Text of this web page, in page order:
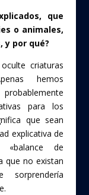
que
o animales,
y por qué?
criaturas
hemos
para los
que sean
explicativa de
de
que no existan
sorprendería